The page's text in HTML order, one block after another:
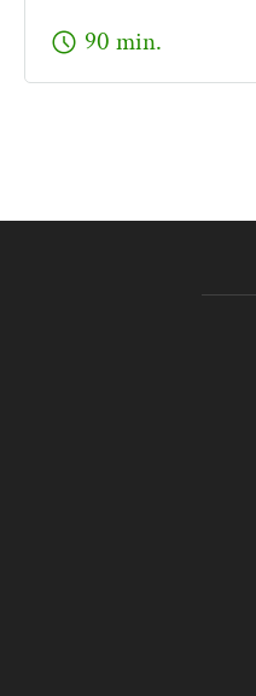
schedule 90 min.